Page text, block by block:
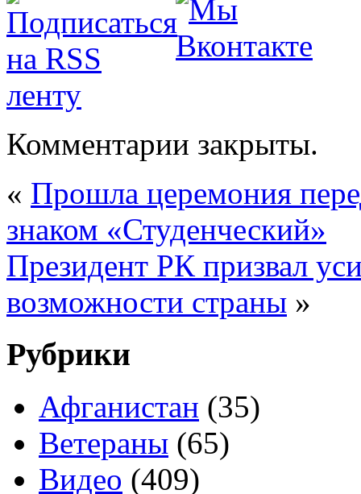
Комментарии закрыты.
« Прошла церемония
знаком «Студенческий»
Президент РК призвал
возможности страны »
Рубрики
Афганистан (35)
Ветераны (65)
Видео (409)